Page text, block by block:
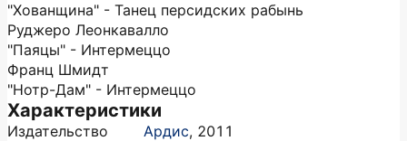
"Хованщина" - Танец персидских рабынь
Руджеро Леонкавалло
"Паяцы" - Интермеццо
Франц Шмидт
"Нотр-Дам" - Интермеццо
Характеристики
Издательство Ардис, 2011